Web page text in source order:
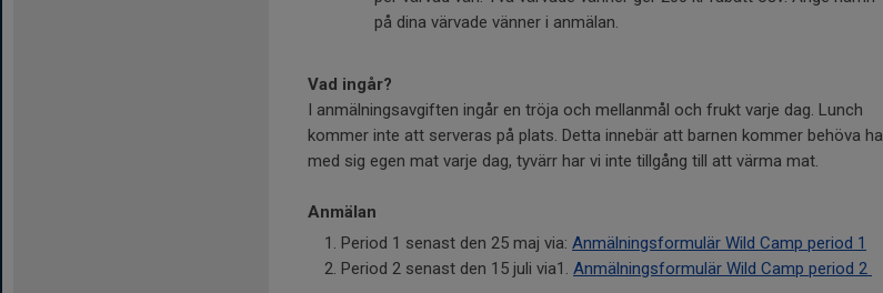
på dina värvade vänner i anmälan.
Vad ingår?
I anmälningsavgiften ingår en tröja och mellanmål och frukt varje dag. Lunch
kommer inte att serveras på plats. Detta innebär att barnen kommer behöva ha
med sig egen mat varje dag, tyvärr har vi inte tillgång till att värma mat.
Anmälan
Period 1 senast den 25 maj via: Anmälningsformulär Wild Camp period 1
Period 2 senast den 15 juli via1. Anmälningsformulär Wild Camp period 2